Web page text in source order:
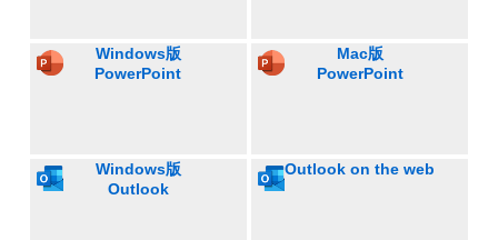
Windows版
PowerPoint
Mac版
PowerPoint
Windows版
Outlook
Outlook on the web